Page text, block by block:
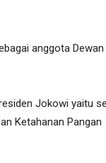
anggota
Jokowi yaitu
Ketahanan Pangan